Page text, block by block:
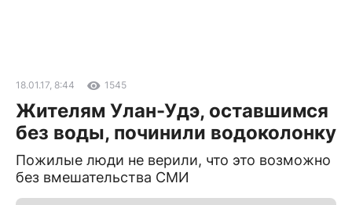
18.01.17, 8:44 1545
Жителям Улан-Удэ, оставшимся
без воды, починили водоколонку
Пожилые люди не верили, что это возможно
без вмешательства СМИ